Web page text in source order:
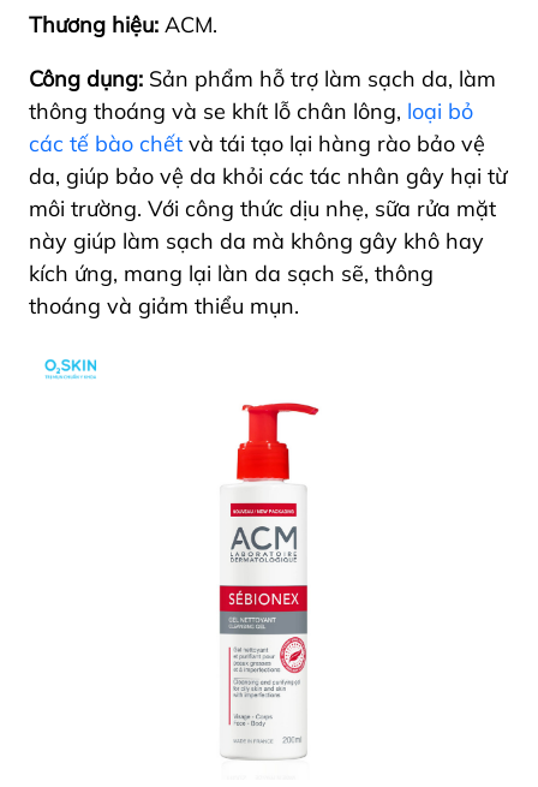
Thương hiệu: ACM.
Công dụng: Sản phẩm hỗ trợ làm sạch da, làm
thông thoáng và se khít lỗ chân lông, loại bỏ
các tế bào chết và tái tạo lại hàng rào bảo vệ
da, giúp bảo vệ da khỏi các tác nhân gây hại từ
môi trường. Với công thức dịu nhẹ, sữa rửa mặt
này giúp làm sạch da mà không gây khô hay
kích ứng, mang lại làn da sạch sẽ, thông
thoáng và giảm thiểu mụn.